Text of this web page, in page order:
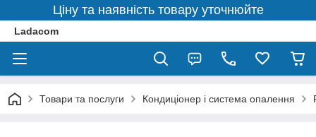
Ціну та наявність товару уточнюйте
Ladacom
Товари та послуги Кондиціонер і система опалення